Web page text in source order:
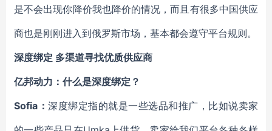
是不会出现你降价我也降价的情况，而且有很多中国供应
商也是刚刚进入到俄罗斯市场，基本都会遵守平台规则。
深度绑定 多渠道寻找优质供应商
亿邦动力：什么是深度绑定？
Sofia： 深度绑定指的就是一些选品和推广，比如说卖家